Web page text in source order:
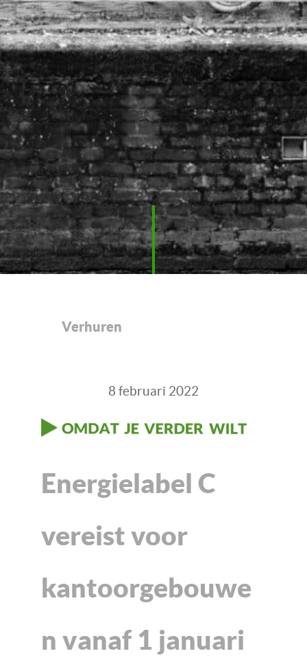
Verhuren
8 februari 2022
Energielabel C
vereist voor
kantoorgebouwe
n vanaf 1 januari